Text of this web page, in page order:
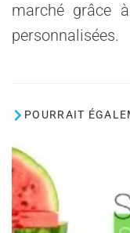
marché grâce
personnalisées.
POURRAIT